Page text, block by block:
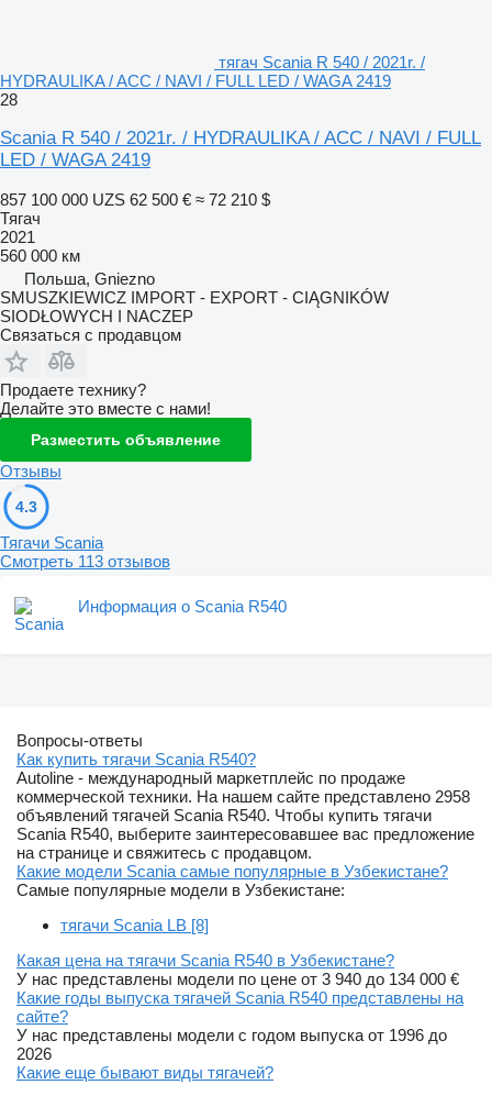
тягач Scania R 540 / 2021r. /
HYDRAULIKA / ACC / NAVI / FULL LED / WAGA 2419
28
Scania R 540 / 2021r. / HYDRAULIKA / ACC / NAVI / FULL
LED / WAGA 2419
857 100 000 UZS 62 500 € ≈ 72 210 $
Тягач
2021
560 000 км
Польша, Gniezno
SMUSZKIEWICZ IMPORT - EXPORT - CIĄGNIKÓW
SIODŁOWYCH I NACZEP
Связаться с продавцом
Продаете технику?
Делайте это вместе с нами!
Разместить объявление
Отзывы
4.3
Тягачи Scania
Смотреть 113 отзывов
Информация о Scania R540
Вопросы-ответы
Как купить тягачи Scania R540?
Autoline - международный маркетплейс по продаже
коммерческой техники. На нашем сайте представлено 2958
объявлений тягачей Scania R540. Чтобы купить тягачи
Scania R540, выберите заинтересовавшее вас предложение
на странице и свяжитесь с продавцом.
Какие модели Scania самые популярные в Узбекистане?
Самые популярные модели в Узбекистане:
тягачи Scania LB [8]
Какая цена на тягачи Scania R540 в Узбекистане?
У нас представлены модели по цене от 3 940 до 134 000 €
Какие годы выпуска тягачей Scania R540 представлены на
сайте?
У нас представлены модели с годом выпуска от 1996 до
2026
Какие еще бывают виды тягачей?